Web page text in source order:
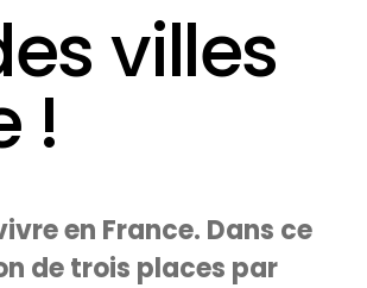
villes
!
en France. Dans ce
de trois places par